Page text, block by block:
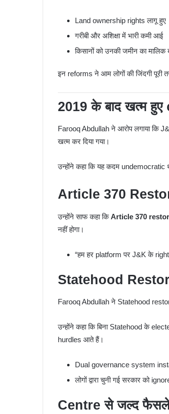
Land ownership rights लागू हुए
गरीबी और अशिक्षा में भारी कमी आई
किसानों को उनकी जमीन का मालिक
इन reforms ने आम लोगों की जिंदगी
2019 के बाद खत्म
Farooq Abdullah ने आरोप लगाया कि
खत्म कर दिया गया।
उन्होंने कहा कि यह कदम undemocratic
Article 370
उन्होंने साफ कहा किArticle 370
नहीं होगा।
“हम हर platform पर J&K के
Statehood
Farooq Abdullah ने Statehood
उन्होंने कहा कि बिना Statehood के
hurdles आते हैं।
Dual governance system
लोगों द्वारा चुनी गई सरकार को
Centre से जल्द फैसले